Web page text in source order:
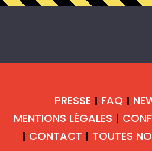
PRESSE | FAQ |
MENTIONS LÉGALES |
| CONTACT | TOUTES